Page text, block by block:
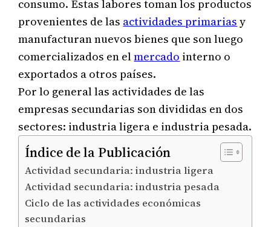
consumo. Estas labores toman los productos
provenientes de las actividades primarias y
manufacturan nuevos bienes que son luego
comercializados en elmercado interno o
exportados a otros países.
Por lo general las actividades de las
empresas secundarias son divididas en dos
sectores: industria ligera e industria pesada.
Índice de la Publicación
Actividad secundaria: industria ligera
Actividad secundaria: industria pesada
Ciclo de las actividades económicas
secundarias